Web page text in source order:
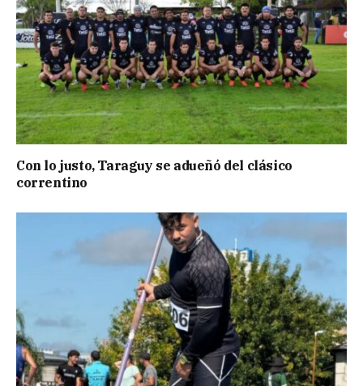
Con lo justo, Taraguy se adueñó del clásico
correntino